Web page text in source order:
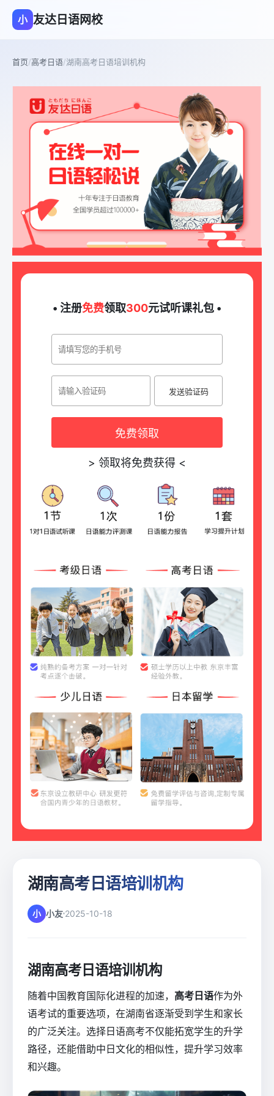
小 友达日语网校
首页/高考日语/湖南高考日语培训机构
• 注册免费领取300元试听课礼包 •
发送验证码
免费领取
> 领取将免费获得 <
湖南高考日语培训机构
小 小友 2025-10-18
湖南高考日语培训机构
随着中国教育国际化进程的加速， 高考日语作为外
语考试的重要选项，在湖南省逐渐受到学生和家长
的广泛关注。选择日语高考不仅能拓宽学生的升学
路径，还能借助中日文化的相似性，提升学习效率
和兴趣。